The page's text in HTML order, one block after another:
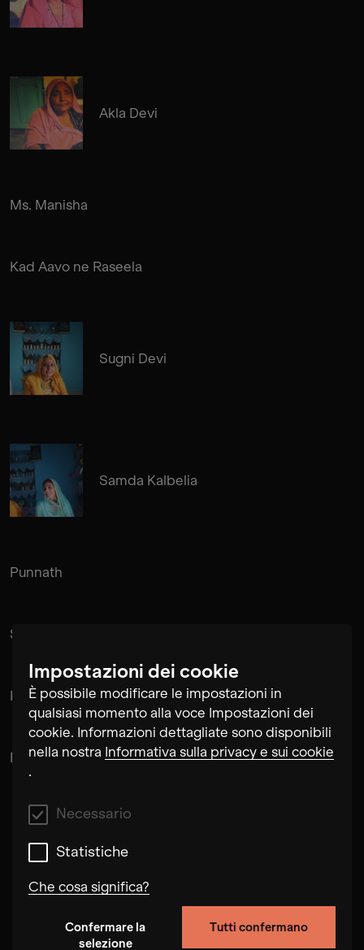
Impostazioni dei cookie
È possibile modificare le impostazioni in
qualsiasi momento alla voce Impostazioni dei
cookie. Informazioni dettagliate sono disponibili
nella nostra Informativa sulla privacy e sui cookie
.
Necessario
Statistiche
Che cosa significa?
Necessario
Confermare la
selezione
Tutti confermano
Akla Devi
Ms. Manisha
Kad Aavo ne Raseela
Sugni Devi
Samda Kalbelia
Punnath
Suramnath
Kishan Hadi
Pintu Padihar